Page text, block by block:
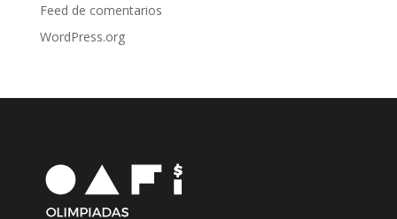
Feed de comentarios
WordPress.org